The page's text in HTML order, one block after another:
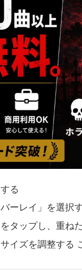
る
ーレイ」を選択
タップし、重ね
イズを調整する